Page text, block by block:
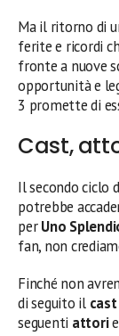
Ma il ritorno di
ferite e ricordi
fronte a nuove
opportunità e
3 promette di
Cast,
Il secondo ciclo
potrebbe
perUno
fan, non
Finché non
di seguito il cast
seguenti attorie